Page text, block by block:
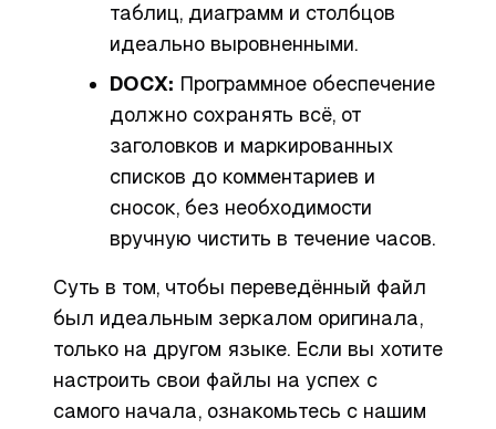
таблиц, диаграмм и столбцов
идеально выровненными.
DOCX: Программное обеспечение
должно сохранять всё, от
заголовков и маркированных
списков до комментариев и
сносок, без необходимости
вручную чистить в течение часов.
Суть в том, чтобы переведённый файл
был идеальным зеркалом оригинала,
только на другом языке. Если вы хотите
настроить свои файлы на успех с
самого начала, ознакомьтесь с нашим